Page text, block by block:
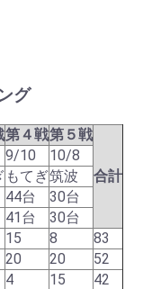
グ
第４戦第５戦
合計
9/10
10/8
もてぎ筑波
44台
30台
41台
30台
15 8
83
20 20
52
4 15
42